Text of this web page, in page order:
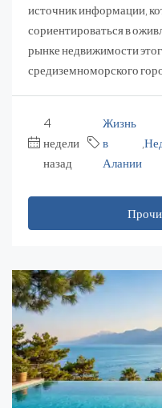
источник информации,
сориентироваться в
рынке недвижимости
средиземноморского
4
недели
назад
Жизнь
в
Алании